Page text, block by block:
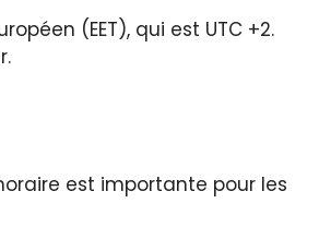
(EET), qui est UTC +2.
est importante pour les